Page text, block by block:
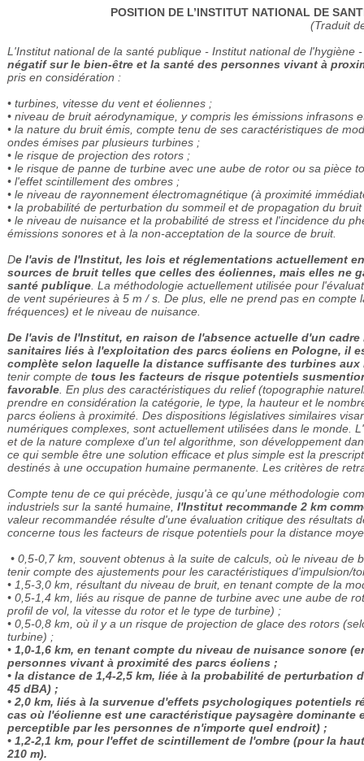
POSITION DE L’INSTITUT NATIONAL DE
(Traduit
L'Institut national de la santé publique - Institut national de l'hygiène
négatif sur le bien-être et la santé des personnes vivant à
pris en considération :
• turbines, vitesse du vent et éoliennes ;
• niveau de bruit aérodynamique, y compris les émissions infrasons
• la nature du bruit émis, compte tenu de ses caractéristiques de
ondes émises par plusieurs turbines ;
• le risque de projection des rotors ;
• le risque de panne de turbine avec une aube de rotor ou sa pièce
• l'effet scintillement des ombres ;
• le niveau de rayonnement électromagnétique (à proximité
• la probabilité de perturbation du sommeil et de propagation du
• le niveau de nuisance et la probabilité de stress et l'incidence du
émissions sonores et à la non-acceptation de la source de bruit.
De l'avis de l'Institut, les lois et réglementations actuellement
sources de bruit telles que celles des éoliennes, mais elles
santé publique . La méthodologie actuellement utilisée pour
de vent supérieures à 5 m / s. De plus, elle ne prend pas en
fréquences) et le niveau de nuisance.
De l'avis de l'Institut, en raison de l'absence actuelle d'un
sanitaires liés à l'exploitation des parcs éoliens en Pologne, il
complète selon laquelle la distance suffisante des turbines
tenir compte de tous les facteurs de risque potentiels
favorable . En plus des caractéristiques du relief (topographie
prendre en considération la catégorie, le type, la hauteur et le
parcs éoliens à proximité. Des dispositions législatives similaires
numériques complexes, sont actuellement utilisées dans le monde.
et de la nature complexe d'un tel algorithme, son développement
ce qui semble être une solution efficace et plus simple est la
destinés à une occupation humaine permanente. Les critères de
Compte tenu de ce qui précède, jusqu'à ce qu'une méthodologie
industriels sur la santé humaine, l'Institut recommande 2 km
valeur recommandée résulte d'une évaluation critique des résultats
concerne tous les facteurs de risque potentiels pour la distance
• 0,5-0,7 km, souvent obtenus à la suite de calculs, où le niveau
tenir compte des ajustements pour les caractéristiques d'impulsion/
• 1,5-3,0 km, résultant du niveau de bruit, en tenant compte de la
• 0,5-1,4 km, liés au risque de panne de turbine avec une aube de
profil de vol, la vitesse du rotor et le type de turbine) ;
• 0,5-0,8 km, où il y a un risque de projection de glace des rotors
turbine) ;
• 1,0-1,6 km, en tenant compte du niveau de nuisance sonore
personnes vivant à proximité des parcs éoliens ;
• la distance de 1,4-2,5 km, liée à la probabilité de perturbation
45 dBA) ;
• 2,0 km, liés à la survenue d'effets psychologiques potentiels
cas où l'éolienne est une caractéristique paysagère
perceptible par les personnes de n'importe quel endroit) ;
• 1,2-2,1 km, pour l'effet de scintillement de l'ombre (pour la
210 m).